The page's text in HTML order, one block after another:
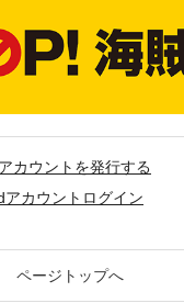
カウントを発行する
アカウントログイン
ページトップへ